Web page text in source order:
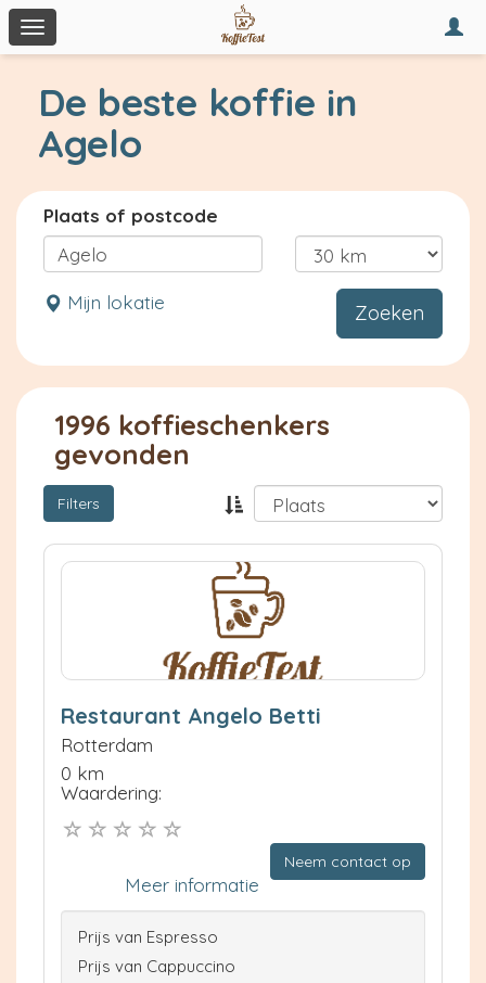
Toggle
navigation
De beste koffie in
Agelo
Plaats of postcode
Mijn lokatie Zoeken
1996 koffieschenkers
gevonden
Filters
Restaurant Angelo Betti
Rotterdam
0 km
Waardering:
Neem contact op
Meer informatie
Prijs van Espresso
Prijs van Cappuccino